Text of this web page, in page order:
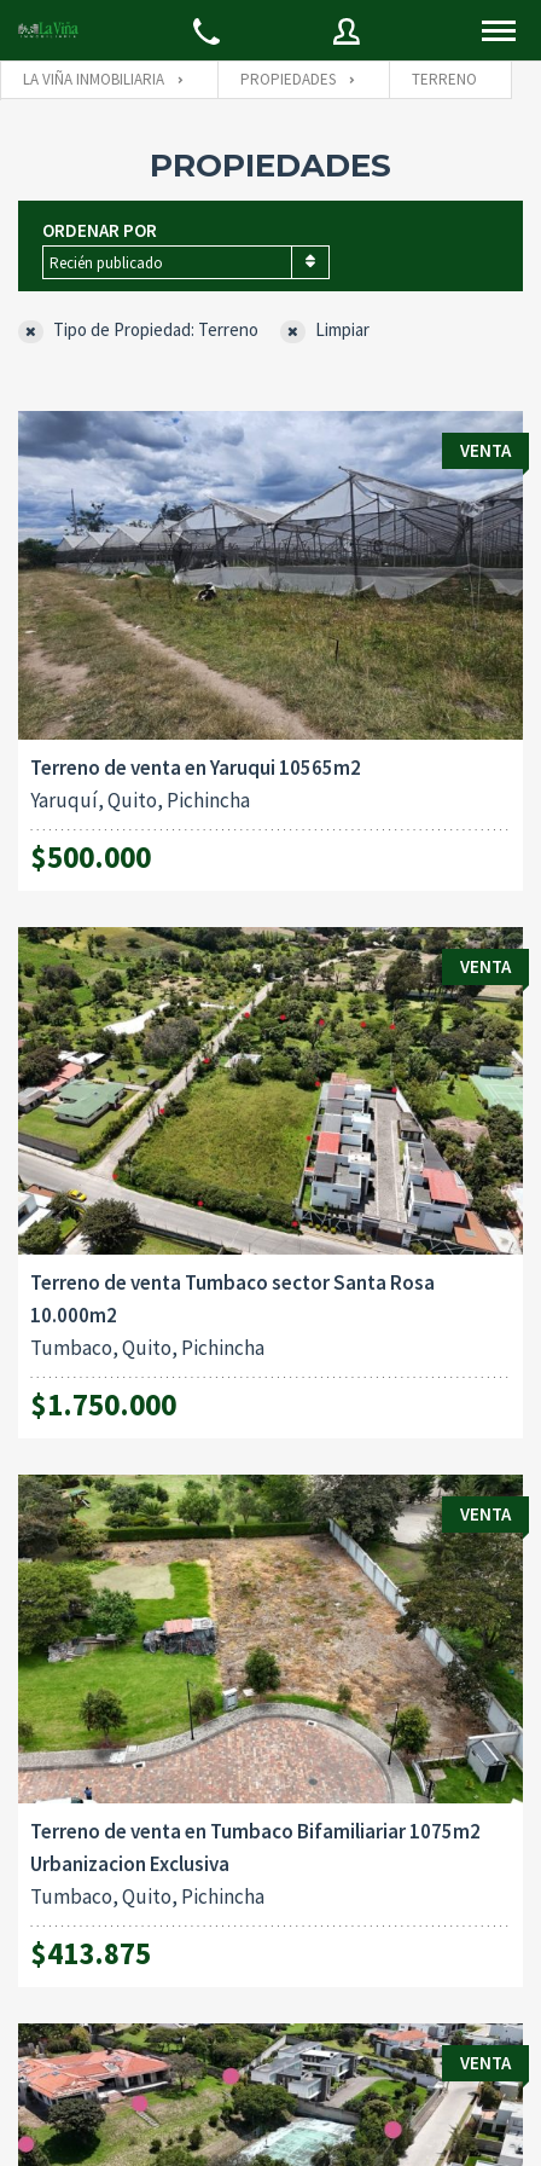
Contraseña
Olvidó su
Recordarme
Aún no está registrado? Cree una cuenta aquí
E-mail
Back toIniciar Sesión REGÍSTRATE
LA VIÑA INMOBILIARIA PROPIEDADES TERRENO
PROPIEDADES
ORDENAR POR
Recién publicado
Tipo de Propiedad: Terreno Limpiar
VENTA
Terreno de venta en Yaruqui 10565m2
Yaruquí, Quito, Pichincha
$500.000
VENTA
Terreno de venta Tumbaco sector Santa Rosa
10.000m2
Tumbaco, Quito, Pichincha
$1.750.000
VENTA
Terreno de venta en Tumbaco Bifamiliariar 1075m2
Urbanizacion Exclusiva
Tumbaco, Quito, Pichincha
$413.875
VENTA